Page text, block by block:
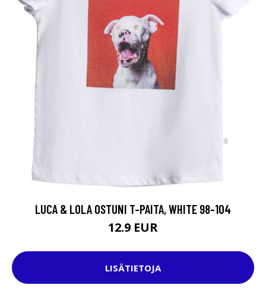
LUCA & LOLA OSTUNI T-PAITA, WHITE 98-104
12.9 EUR
LISÄTIETOJA